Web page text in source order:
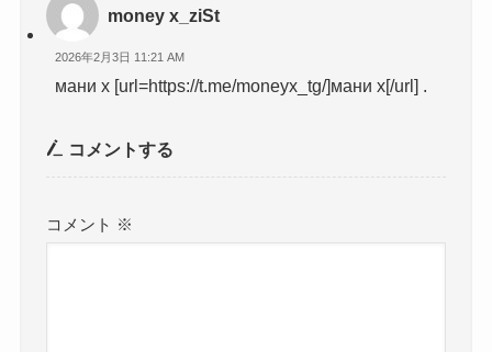
money x_ziSt
2026年2月3日 11:21 AM
мани х [url=https://t.me/moneyx_tg/]мани х[/url] .
コメントする
コメント ※